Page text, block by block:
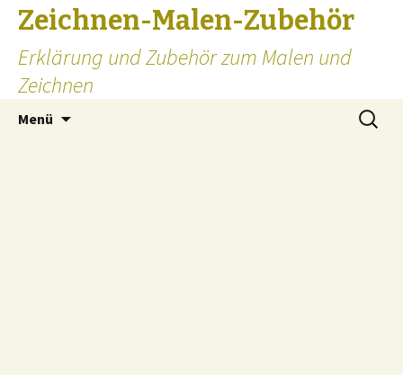
Zeichnen-Malen-Zubehör
Erklärung und Zubehör zum Malen und
Zeichnen
Menü
Suchen
nach: